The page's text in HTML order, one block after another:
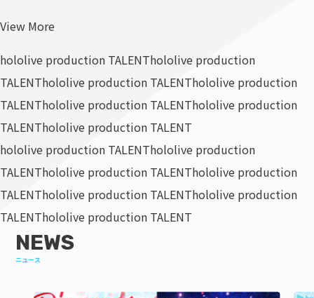
View More
hololive production TALENThololive production
TALENThololive production TALENThololive production
TALENThololive production TALENThololive production
TALENThololive production TALENT
hololive production TALENThololive production
TALENThololive production TALENThololive production
TALENThololive production TALENThololive production
TALENThololive production TALENT
NEWS
ニュース